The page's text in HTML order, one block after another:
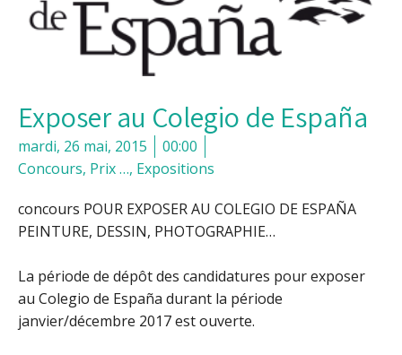
Exposer au Colegio de España
mardi, 26 mai, 2015
00:00
Concours, Prix …, Expositions
concours POUR EXPOSER AU COLEGIO DE ESPAÑA
PEINTURE, DESSIN, PHOTOGRAPHIE…
La période de dépôt des candidatures pour exposer
au Colegio de España durant la période
janvier/décembre 2017 est ouverte.